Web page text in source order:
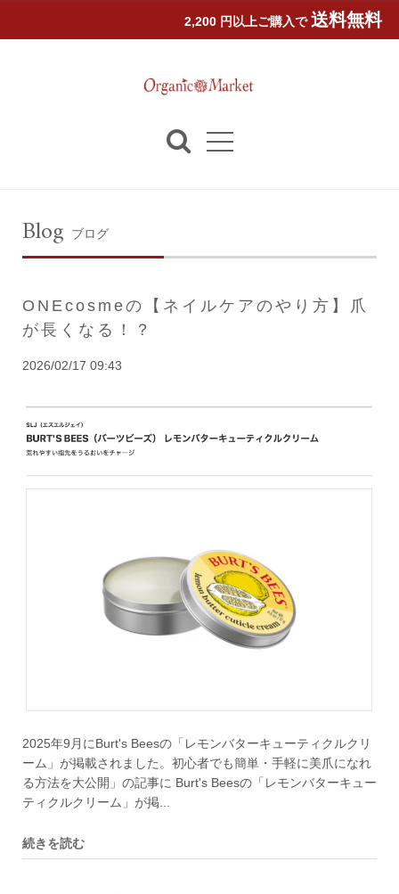
2,200 円以上ご購入で 送料無料
Blog ブログ
ONEcosmeの【ネイルケアのやり方】爪
が長くなる！？
2026/02/17 09:43
2025年9月にBurt's Beesの「レモンバターキューティクルクリ
ーム」が掲載されました。初心者でも簡単・手軽に美爪になれ
る方法を大公開」の記事に Burt's Beesの「レモンバターキュー
ティクルクリーム」が掲...
続きを読む